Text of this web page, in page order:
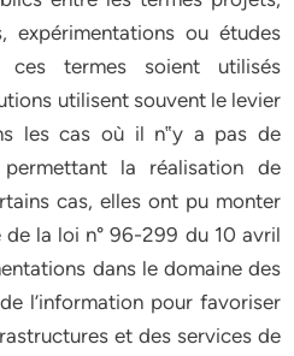
expérimentations ou études
termes soient utilisés
utilisent souvent le levier
les cas où il n‟y a pas de
la réalisation de
cas, elles ont pu monter
la loi n° 96-299 du 10 avril
dans le domaine des
l’information pour favoriser
et des services de